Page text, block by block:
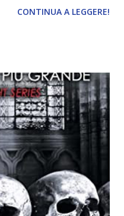
come combattere i puri.
di cosa pensano,
una strage, piuttosto è lì
"l'angelo puro" che
altri mezzi angeli, tipo
da altri ibridi, si reca
Infine cercano nella
con gli angeli puri,
CONTINUA A LEGGERE!